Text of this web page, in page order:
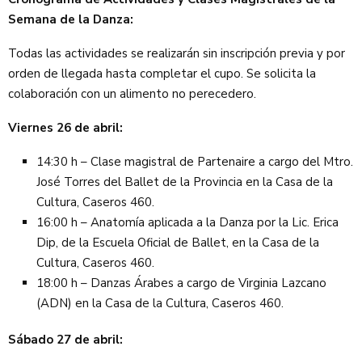
Semana de la Danza:
Todas las actividades se realizarán sin inscripción previa y por
orden de llegada hasta completar el cupo. Se solicita la
colaboración con un alimento no perecedero.
Viernes 26 de abril:
14:30 h – Clase magistral de Partenaire a cargo del Mtro.
José Torres del Ballet de la Provincia en la Casa de la
Cultura, Caseros 460.
16:00 h – Anatomía aplicada a la Danza por la Lic. Erica
Dip, de la Escuela Oficial de Ballet, en la Casa de la
Cultura, Caseros 460.
18:00 h – Danzas Árabes a cargo de Virginia Lazcano
(ADN) en la Casa de la Cultura, Caseros 460.
Sábado 27 de abril: